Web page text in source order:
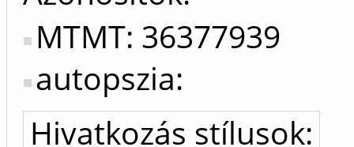
MTMT: 36377939
autopszia:
Hivatkozás stílusok: